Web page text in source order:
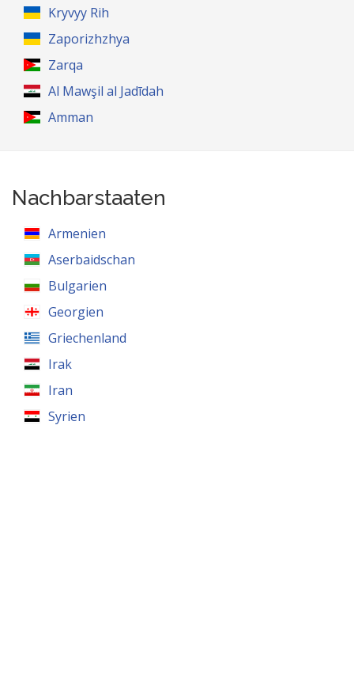
Kryvyy Rih
Zaporizhzhya
Zarqa
Al Mawşil al Jadīdah
Amman
Nachbarstaaten
Armenien
Aserbaidschan
Bulgarien
Georgien
Griechenland
Irak
Iran
Syrien